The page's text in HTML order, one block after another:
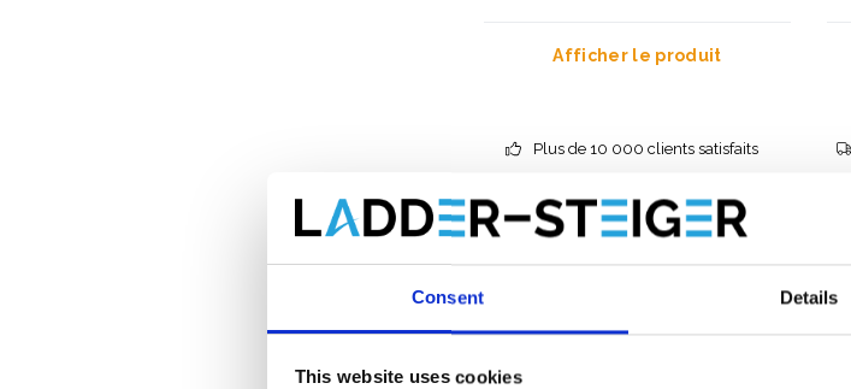
Consent Details
This website uses cookies
Afficher le produit
Plus de 10 000 clients satisfaits